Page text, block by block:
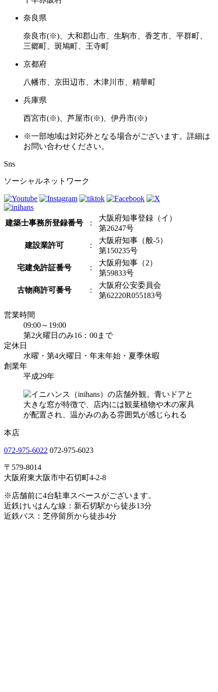
奈良県
奈良市(※)、大和郡山市、生駒市、香芝市、平群町、
三郷町、斑鳩町、王寺町
京都府
八幡市、京田辺市、木津川市、精華町
兵庫県
西宮市(※)、芦屋市(※)、伊丹市(※)
※一部地域は対応外となる場合がございます。詳細は
お問い合わせください。
Sns
ソーシャルネットワーク
建築士事務所登録番号 ：
大阪府知事登録（イ）
第26247号
建設業許可 ：
大阪府知事（般-5）
第150235号
宅建免許証番号 ：
大阪府知事（2）
第59833号
古物商許可番号 ：
大阪府公安委員会
第62220R055183号
営業時間
09:00～19:00
第2火曜日のみ16：00まで
定休日
水曜・第4火曜日・年末年始・夏季休暇
創業年
平成29年
本店
072-975-6022 072-975-6023
〒579-8014
大阪府東大阪市中石切町4-2-8
※店舗前に4台駐車スペースがございます。
近鉄けいはんな線：新石切駅から徒歩13分
近鉄バス：芝停留所から徒歩4分